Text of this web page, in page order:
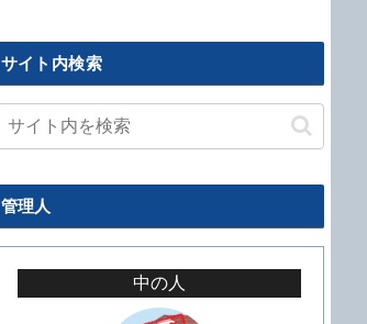
サイト内検索
管理人
中の人